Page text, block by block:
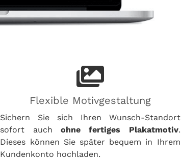
Flexible Motivgestaltung
Sichern Sie sich Ihren Wunsch-Standort
sofort auch ohne fertiges Plakatmotiv.
Dieses können Sie später bequem in Ihrem
Kundenkonto hochladen.